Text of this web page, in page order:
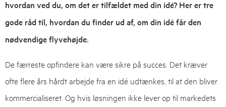
hvordan ved du, om det er tilfældet med din idé? Her er tre
gode råd til, hvordan du finder ud af, om din idé får den
nødvendige flyvehøjde.
De færreste opfindere kan være sikre på succes. Det kræver
ofte flere års hårdt arbejde fra en idé udtænkes, til at den bliver
kommercialiseret. Og hvis løsningen ikke lever op til markedets